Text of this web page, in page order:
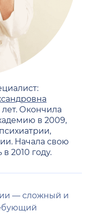
лет. Окончила
в 2009,
Начала свою
2010 году.
— сложный и